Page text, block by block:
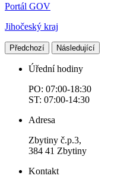
Portál GOV
Jihočeský kraj
Předchozí Následující
Úřední hodiny
PO: 07:00-18:30
ST: 07:00-14:30
Adresa
Zbytiny č.p.3,
384 41 Zbytiny
Kontakt